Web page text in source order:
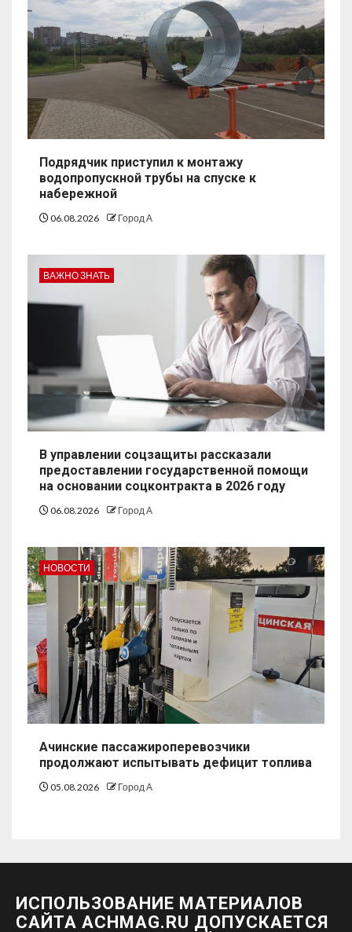
Подрядчик приступил к монтажу
водопропускной трубы на спуске к
набережной
06.08.2026 Город А
ВАЖНО ЗНАТЬ
В управлении соцзащиты рассказали
предоставлении государственной помощи
на основании соцконтракта в 2026 году
06.08.2026 Город А
НОВОСТИ
Ачинские пассажироперевозчики
продолжают испытывать дефицит топлива
05.08.2026 Город А
ИСПОЛЬЗОВАНИЕ МАТЕРИАЛОВ
САЙТА ACHMAG.RU ДОПУСКАЕТСЯ